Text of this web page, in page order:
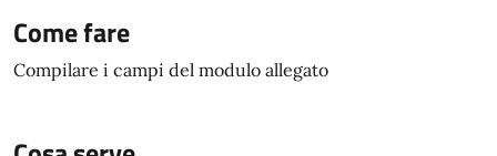
Come fare
Compilare i campi del modulo allegato